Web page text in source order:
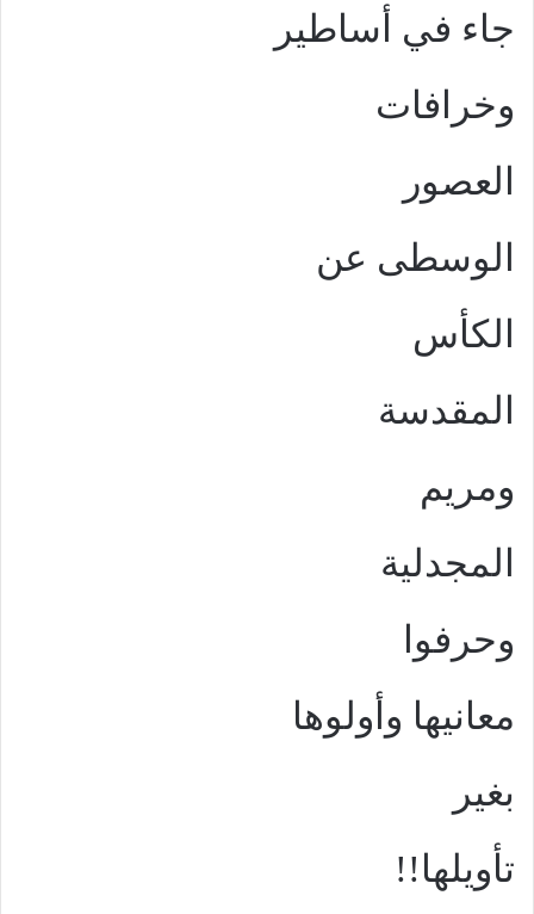
جاء في أساطير
وخرافات
العصور
الوسطى عن
الكأس
المقدسة
ومريم
المجدلية
وحرفوا
معانيها وأولوها
بغير
تأويلها!!